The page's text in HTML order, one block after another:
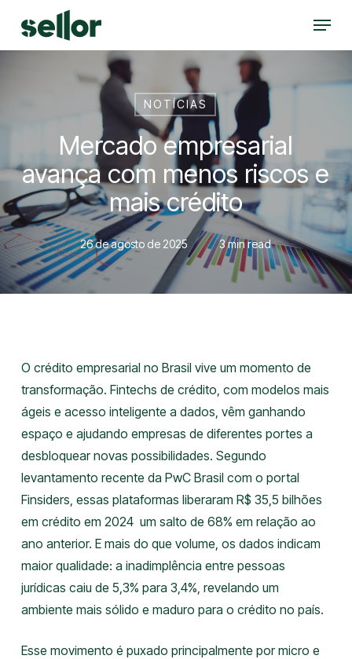
main
Menu
NOTÍCIAS
Mercado empresarial
avança com menos riscos e
mais crédito
26 de agosto de 2025 3 min read
O crédito empresarial no Brasil vive um momento de
transformação. Fintechs de crédito, com modelos mais
ágeis e acesso inteligente a dados, vêm ganhando
espaço e ajudando empresas de diferentes portes a
desbloquear novas possibilidades. Segundo
levantamento recente da PwC Brasil com o portal
Finsiders, essas plataformas liberaram R$ 35,5 bilhões
em crédito em 2024 um salto de 68% em relação ao
ano anterior. E mais do que volume, os dados indicam
maior qualidade: a inadimplência entre pessoas
jurídicas caiu de 5,3% para 3,4%, revelando um
ambiente mais sólido e maduro para o crédito no país.
Esse movimento é puxado principalmente por micro e
Close